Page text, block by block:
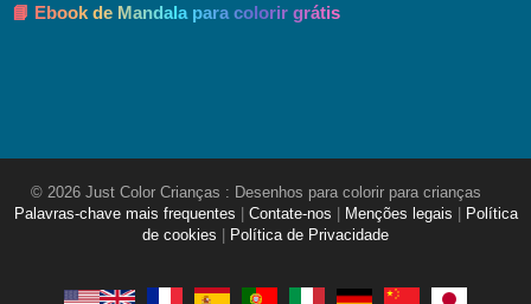
📘 Ebook de Mandala para colorir grátis
© 2026 Just Color Crianças : Desenhos para colorir para crianças
Palavras-chave mais frequentes
Contate-nos Menções legais
Política
de cookies
Política de Privacidade